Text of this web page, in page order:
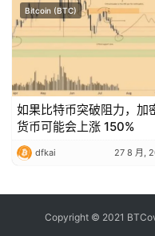
Bitcoin (BTC)
如果比特币突破阻力，加
货币可能会上涨 150%
dfkai 27 8 月,
Copyright © 2021